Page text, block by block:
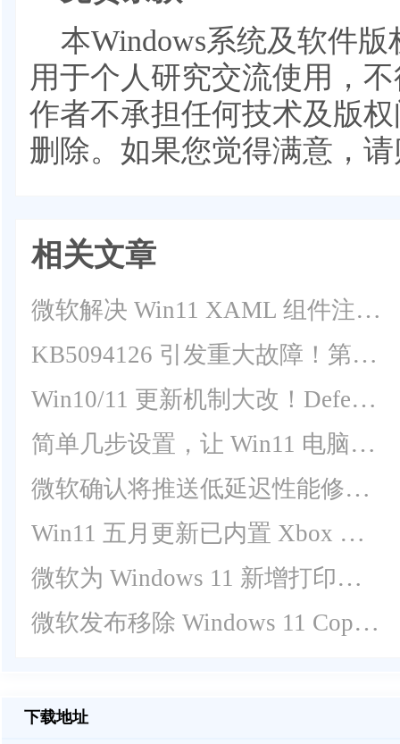
本Windows系统及软件
用于个人研究交流使用，
作者不承担任何技术及版
删除。如果您觉得满意，
相关文章
微软解决 Win11 XAML 组件注册失效重大缺陷！
KB5094126 引发重大故障！第三方软件集体无法调用 Office OLE 自动化
Win10/11 更新机制大改！Defender EDR 脱离月度补丁独立推送
简单几步设置，让 Win11 电脑运行更顺畅
微软确认将推送低延迟性能修复功能给全体用户！
Win11 五月更新已内置 Xbox 模式，并非安装即用
微软为 Windows 11 新增打印机兼容状态标识！
微软发布移除 Windows 11 Copilot 的官方组策略及条件！
下载地址